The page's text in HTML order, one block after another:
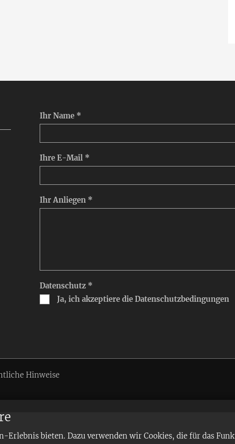
Erlebnis bieten. Dazu verwenden wir Cookies, die für das
Ihr Name *
Ihre E-Mail *
Ihr Anliegen *
Datenschutz *
Ja, ich akzeptiere die Datenschutzbedingungen
Hinweise